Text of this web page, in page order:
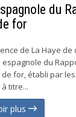
du
for
de La Haye
du
for, établi par
titre...
plus